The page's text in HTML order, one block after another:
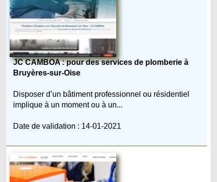
JC CAMBOA : pour des services de plomberie à
Bruyères-sur-Oise
Disposer d’un bâtiment professionnel ou résidentiel
implique à un moment ou à un...
Date de validation : 14-01-2021